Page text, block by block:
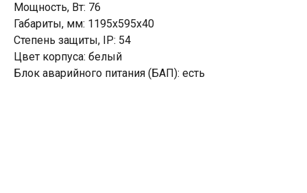
Мощность, Вт: 76
Габариты, мм: 1195х595х40
Степень защиты, IP: 54
Цвет корпуса: белый
Блок аварийного питания (БАП): есть